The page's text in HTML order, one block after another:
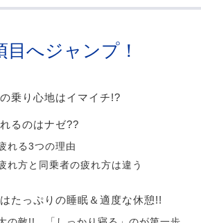
目へジャンプ！
乗り心地はイマイチ!?
るのはナゼ??
れる3つの理由
れ方と同乗者の疲れ方は違う
はたっぷりの睡眠＆適度な休憩!!